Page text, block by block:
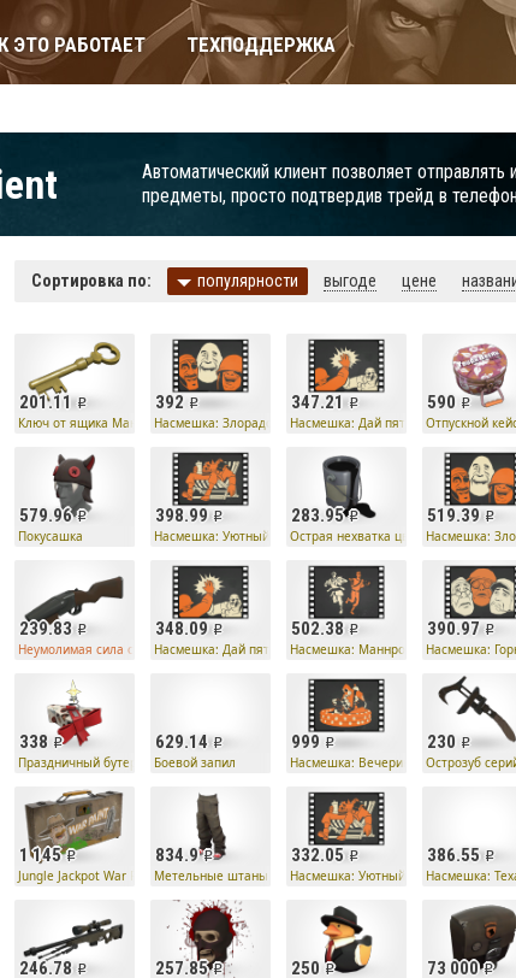
ЭТО РАБОТАЕТ ТЕХПОДДЕРЖКА
Автоматический клиент позволяет отправлять
предметы, просто подтвердив трейд в
Сортировка по: популярности выгоде цене
201.11
Ключ от ящика Манн Ко
392
Насмешка: Злорадство
347.21
Насмешка: Дай пять!
590
Отпускной
579.96
Покусашка
398.99
Насмешка: Уютный ют
283.95
Острая нехватка цвета
519.39
Насмешка:
239.83
Неумолимая сила странного типа
348.09
Насмешка: Дай пять!
502.38
Насмешка: Маннробика
390.97
Насмешка:
338
Праздничный бутерброд
629.14
Боевой запил
999
Насмешка: Вечеринка в бассейне
230
Острозуб
1 145
Jungle Jackpot War Paint Case
834.9
Метельные штаны
332.05
Насмешка: Уютный ют
386.55
Насмешка:
246.78 257.85 250 73 000